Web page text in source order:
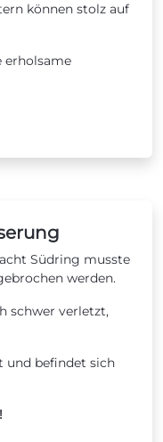
können stolz auf
erholsame
Südring musste
werden.
schwer verletzt,
und befindet sich